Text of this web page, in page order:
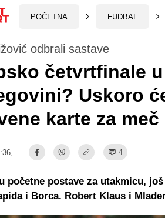
POČETNA FUDBAL
odbrali sastave
četvrtfinale
Uskoro
karte za
4
početne postave za utakmicu,
i Borca. Robert Klaus i